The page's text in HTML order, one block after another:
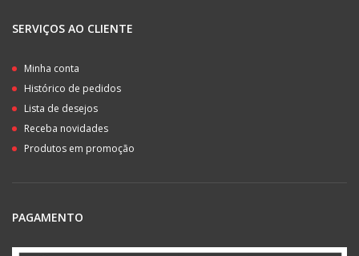
SERVIÇOS AO CLIENTE
Minha conta
Histórico de pedidos
Lista de desejos
Receba novidades
Produtos em promoção
PAGAMENTO